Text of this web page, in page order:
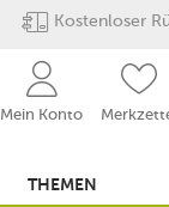
Kostenloser
Mein Konto
THEMEN